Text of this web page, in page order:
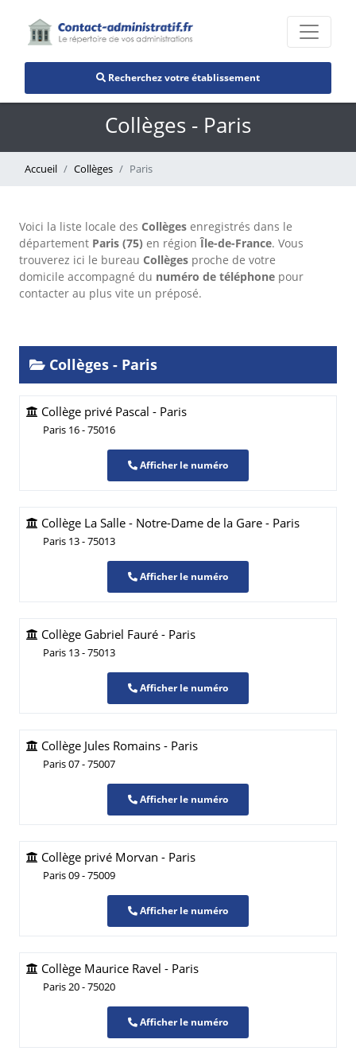
Recherchez votre établissement
Collèges - Paris
Accueil Collèges Paris
Voici la liste locale des Collèges enregistrés dans le
département Paris (75) en régionÎle-de-France. Vous
trouverez ici le bureau Collèges proche de votre
domicile accompagné du numéro de téléphone pour
contacter au plus vite un préposé.
Collèges - Paris
Collège privé Pascal - Paris
Paris 16 - 75016
Afficher le numéro
Collège La Salle - Notre-Dame de la Gare - Paris
Paris 13 - 75013
Afficher le numéro
Collège Gabriel Fauré - Paris
Paris 13 - 75013
Afficher le numéro
Collège Jules Romains - Paris
Paris 07 - 75007
Afficher le numéro
Collège privé Morvan - Paris
Paris 09 - 75009
Afficher le numéro
Collège Maurice Ravel - Paris
Paris 20 - 75020
Afficher le numéro